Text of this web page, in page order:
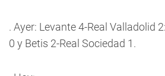
. Ayer: Levante 4-Real Valladolid
0 y Betis 2-Real Sociedad 1.